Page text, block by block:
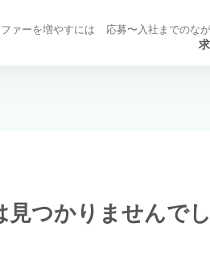
ァーを増やすには 応募〜入社までのな
見つかりませんで